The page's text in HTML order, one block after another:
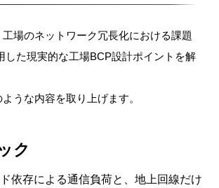
場のネットワーク冗長化における課題
した現実的な工場BCP設計ポイントを解
うな内容を取り上げます。
ク
依存による通信負荷と、地上回線だけ